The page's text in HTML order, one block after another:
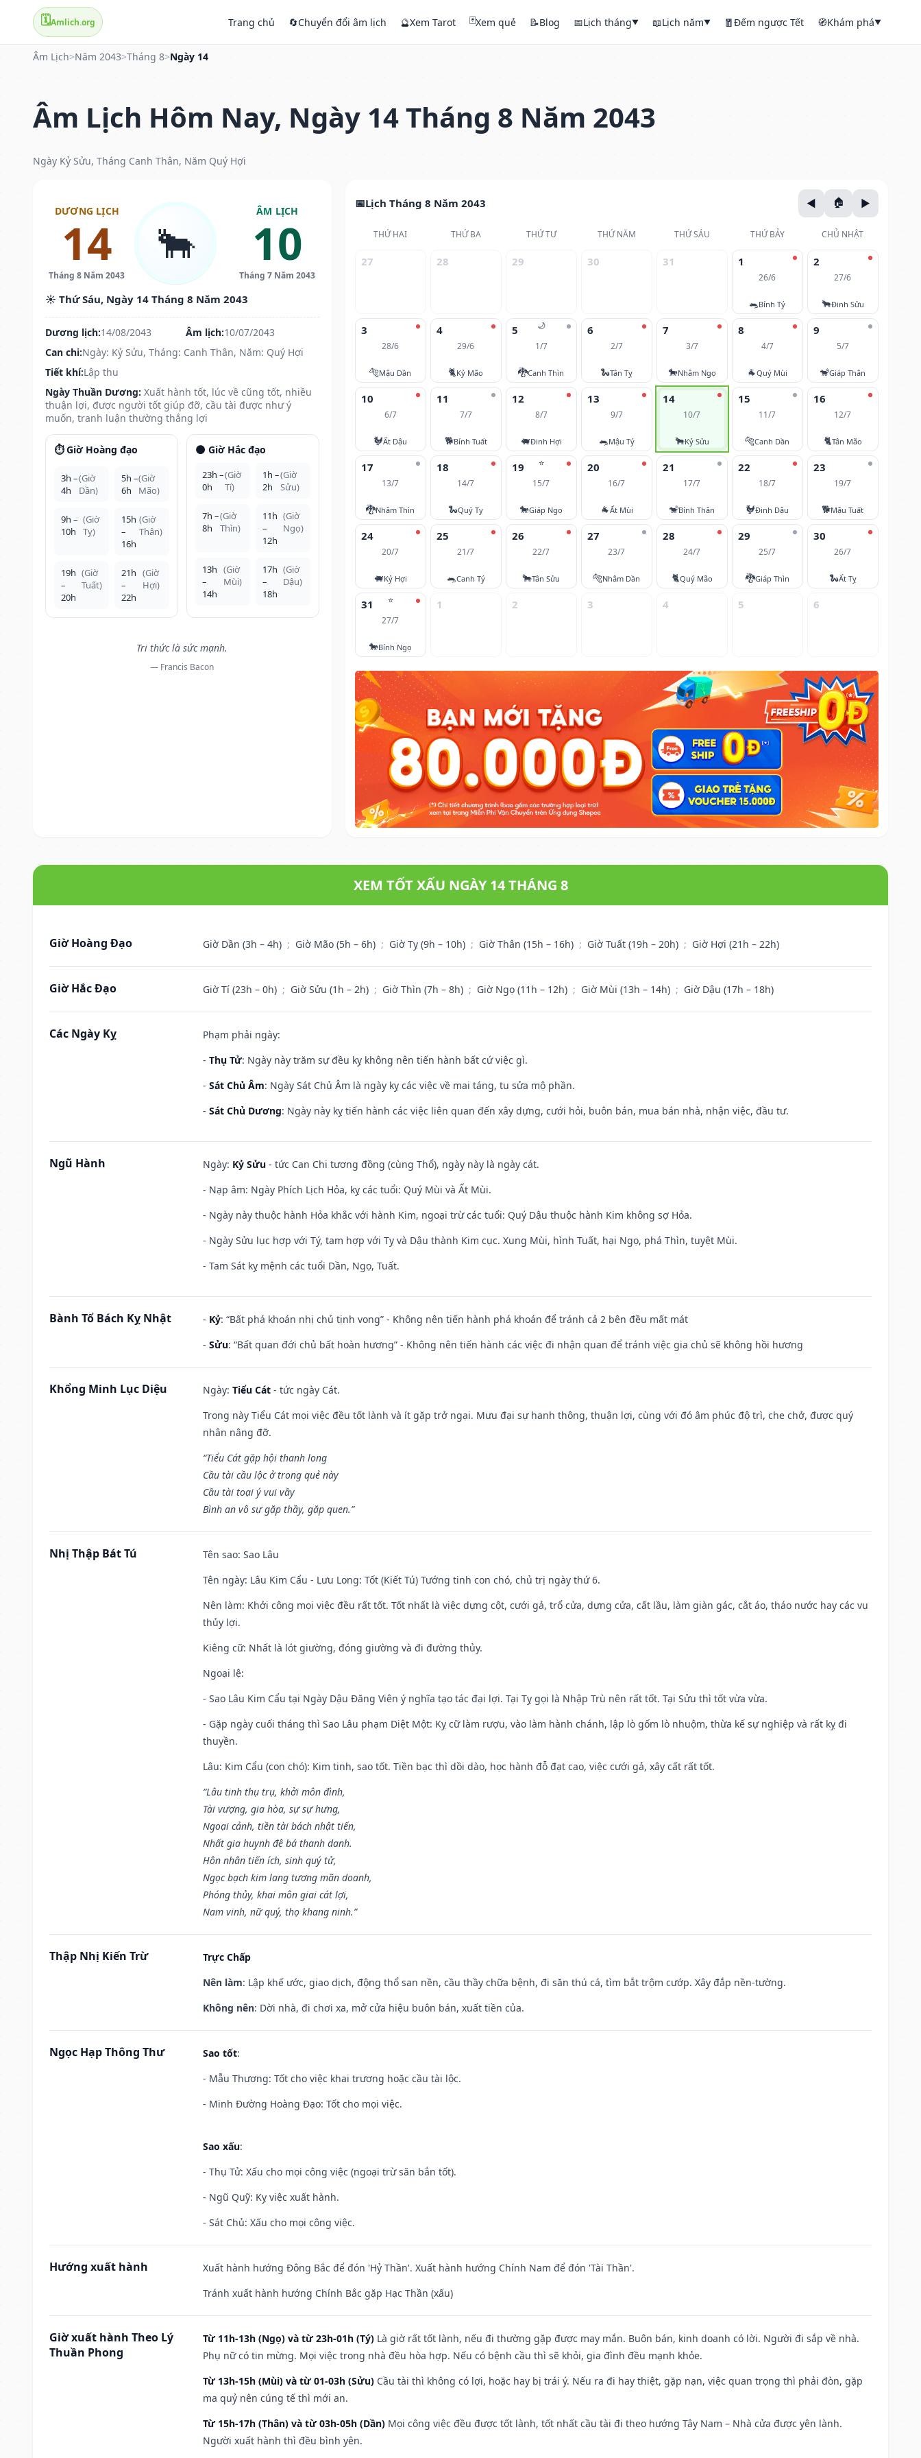
🗓️Amlich.org Trang chủ 🔄Chuyển đổi âm lịch 🔮Xem Tarot 🃏Xem quẻ 📝Blog 📅Lịch tháng▼ 📖Lịch năm▼ 🧧Đếm ngược Tết 🧭Khám phá▼
Âm Lịch>Năm 2043>Tháng 8>Ngày 14
Âm Lịch Hôm Nay, Ngày 14 Tháng 8 Năm 2043
Ngày Kỷ Sửu, Tháng Canh Thân, Năm Quý Hợi
DƯƠNG LỊCH
14
Tháng 8 Năm 2043
🐂
ÂM LỊCH
10
Tháng 7 Năm 2043
☀️ Thứ Sáu, Ngày 14 Tháng 8 Năm 2043
Dương lịch:14/08/2043 Âm lịch:10/07/2043
Can chi:Ngày: Kỷ Sửu, Tháng: Canh Thân, Năm: Quý Hợi
Tiết khí:Lập thu
Ngày Thuần Dương: Xuất hành tốt, lúc về cũng tốt, nhiều
thuận lợi, được người tốt giúp đỡ, cầu tài được như ý
muốn, tranh luận thường thắng lợi
⏱️ Giờ Hoàng đạo
3h –
4h
(Giờ
Dần)
5h –
6h
(Giờ
Mão)
9h –
10h
(Giờ
Tỵ)
15h
–
16h
(Giờ
Thân)
19h
–
20h
(Giờ
Tuất)
21h
–
22h
(Giờ
Hợi)
🌑 Giờ Hắc đạo
23h –
0h
(Giờ
Tí)
1h –
2h
(Giờ
Sửu)
7h –
8h
(Giờ
Thìn)
11h
–
12h
(Giờ
Ngọ)
13h
–
14h
(Giờ
Mùi)
17h
–
18h
(Giờ
Dậu)
Tri thức là sức mạnh.
— Francis Bacon
Lịch Tháng 8 Năm 2043
THỨ HAI THỨ BA THỨ TƯ THỨ NĂM THỨ SÁU THỨ BẢY CHỦ NHẬT
27 28 29 30 31 1
26/6
🐀Bính Tý
2
27/6
🐂Đinh Sửu
3
28/6
🐅Mậu Dần
4
29/6
🐈Kỷ Mão
🌙
5
1/7
🐉Canh Thìn
6
2/7
🐍Tân Tỵ
7
3/7
🐎Nhâm Ngọ
8
4/7
🐐Quý Mùi
9
5/7
🐒Giáp Thân
10
6/7
🐓Ất Dậu
11
7/7
🐕Bính Tuất
12
8/7
🐖Đinh Hợi
13
9/7
🐀Mậu Tý
14
10/7
🐂Kỷ Sửu
15
11/7
🐅Canh Dần
16
12/7
🐈Tân Mão
17
13/7
🐉Nhâm Thìn
18
14/7
🐍Quý Tỵ
⭐
19
15/7
🐎Giáp Ngọ
20
16/7
🐐Ất Mùi
21
17/7
🐒Bính Thân
22
18/7
🐓Đinh Dậu
23
19/7
🐕Mậu Tuất
24
20/7
🐖Kỷ Hợi
25
21/7
🐀Canh Tý
26
22/7
🐂Tân Sửu
27
23/7
🐅Nhâm Dần
28
24/7
🐈Quý Mão
29
25/7
🐉Giáp Thìn
30
26/7
🐍Ất Tỵ
⭐
31
27/7
🐎Bính Ngọ
1 2 3 4 5 6
XEM TỐT XẤU NGÀY 14 THÁNG 8
Giờ Hoàng Đạo Giờ Dần (3h – 4h) ; Giờ Mão (5h – 6h) ; Giờ Tỵ (9h – 10h) ; Giờ Thân (15h – 16h) ; Giờ Tuất (19h – 20h) ; Giờ Hợi (21h – 22h)
Giờ Hắc Đạo Giờ Tí (23h – 0h) ; Giờ Sửu (1h – 2h) ; Giờ Thìn (7h – 8h) ; Giờ Ngọ (11h – 12h) ; Giờ Mùi (13h – 14h) ; Giờ Dậu (17h – 18h)
Các Ngày Kỵ
Phạm phải ngày:
- Thụ Tử: Ngày này trăm sự đều kỵ không nên tiến hành bất cứ việc gì.
- Sát Chủ Âm: Ngày Sát Chủ Âm là ngày kỵ các việc về mai táng, tu sửa mộ phần.
- Sát Chủ Dương: Ngày này kỵ tiến hành các việc liên quan đến xây dựng, cưới hỏi, buôn bán, mua bán nhà, nhận việc, đầu tư.
Ngũ Hành Ngày: Kỷ Sửu - tức Can Chi tương đồng (cùng Thổ), ngày này là ngày cát.
- Nạp âm: Ngày Phích Lịch Hỏa, kỵ các tuổi: Quý Mùi và Ất Mùi.
- Ngày này thuộc hành Hỏa khắc với hành Kim, ngoại trừ các tuổi: Quý Dậu thuộc hành Kim không sợ Hỏa.
- Ngày Sửu lục hợp với Tý, tam hợp với Tỵ và Dậu thành Kim cục. Xung Mùi, hình Tuất, hại Ngọ, phá Thìn, tuyệt Mùi.
- Tam Sát kỵ mệnh các tuổi Dần, Ngọ, Tuất.
Bành Tổ Bách Kỵ Nhật - Kỷ: “Bất phá khoán nhị chủ tịnh vong” - Không nên tiến hành phá khoán để tránh cả 2 bên đều mất mát
- Sửu: “Bất quan đới chủ bất hoàn hương” - Không nên tiến hành các việc đi nhận quan để tránh việc gia chủ sẽ không hồi hương
Khổng Minh Lục Diệu Ngày: Tiểu Cát - tức ngày Cát.
Trong này Tiểu Cát mọi việc đều tốt lành và ít gặp trở ngại. Mưu đại sự hanh thông, thuận lợi, cùng với đó âm phúc độ trì, che chở, được quý
nhân nâng đỡ.
“Tiểu Cát gặp hội thanh long
Cầu tài cầu lộc ở trong quẻ này
Cầu tài toại ý vui vầy
Bình an vô sự gặp thầy, gặp quen.”
Nhị Thập Bát Tú Tên sao: Sao Lâu
Tên ngày: Lâu Kim Cẩu - Lưu Long: Tốt (Kiết Tú) Tướng tinh con chó, chủ trị ngày thứ 6.
Nên làm: Khởi công mọi việc đều rất tốt. Tốt nhất là việc dựng cột, cưới gả, trổ cửa, dựng cửa, cất lầu, làm giàn gác, cắt áo, tháo nước hay các vụ
thủy lợi.
Kiêng cữ: Nhất là lót giường, đóng giường và đi đường thủy.
Ngoại lệ:
- Sao Lâu Kim Cẩu tại Ngày Dậu Đăng Viên ý nghĩa tạo tác đại lợi. Tại Tỵ gọi là Nhập Trù nên rất tốt. Tại Sửu thì tốt vừa vừa.
- Gặp ngày cuối tháng thì Sao Lâu phạm Diệt Một: Kỵ cữ làm rượu, vào làm hành chánh, lập lò gốm lò nhuộm, thừa kế sự nghiệp và rất kỵ đi
thuyền.
Lâu: Kim Cẩu (con chó): Kim tinh, sao tốt. Tiền bạc thì dồi dào, học hành đỗ đạt cao, việc cưới gả, xây cất rất tốt.
“Lâu tinh thụ trụ, khởi môn đình,
Tài vượng, gia hòa, sự sự hưng,
Ngoại cảnh, tiền tài bách nhật tiến,
Nhất gia huynh đệ bá thanh danh.
Hôn nhân tiến ích, sinh quý tử,
Ngọc bạch kim lang tương mãn doanh,
Phóng thủy, khai môn giai cát lợi,
Nam vinh, nữ quý, thọ khang ninh.”
Thập Nhị Kiến Trừ
Trực Chấp
Nên làm: Lập khế ước, giao dịch, động thổ san nền, cầu thầy chữa bệnh, đi săn thú cá, tìm bắt trộm cướp. Xây đắp nền-tường.
Không nên: Dời nhà, đi chơi xa, mở cửa hiệu buôn bán, xuất tiền của.
Ngọc Hạp Thông Thư Sao tốt:
- Mẫu Thương: Tốt cho việc khai trương hoặc cầu tài lộc.
- Minh Đường Hoàng Đạo: Tốt cho mọi việc.
Sao xấu:
- Thụ Tử: Xấu cho mọi công việc (ngoại trừ săn bắn tốt).
- Ngũ Quỹ: Kỵ việc xuất hành.
- Sát Chủ: Xấu cho mọi công việc.
Hướng xuất hành
Xuất hành hướng Đông Bắc để đón 'Hỷ Thần'. Xuất hành hướng Chính Nam để đón 'Tài Thần'.
Tránh xuất hành hướng Chính Bắc gặp Hạc Thần (xấu)
Giờ xuất hành Theo Lý
Thuần Phong
Từ 11h-13h (Ngọ) và từ 23h-01h (Tý) Là giờ rất tốt lành, nếu đi thường gặp được may mắn. Buôn bán, kinh doanh có lời. Người đi sắp về nhà.
Phụ nữ có tin mừng. Mọi việc trong nhà đều hòa hợp. Nếu có bệnh cầu thì sẽ khỏi, gia đình đều mạnh khỏe.
Từ 13h-15h (Mùi) và từ 01-03h (Sửu) Cầu tài thì không có lợi, hoặc hay bị trái ý. Nếu ra đi hay thiệt, gặp nạn, việc quan trọng thì phải đòn, gặp
ma quỷ nên cúng tế thì mới an.
Từ 15h-17h (Thân) và từ 03h-05h (Dần) Mọi công việc đều được tốt lành, tốt nhất cầu tài đi theo hướng Tây Nam – Nhà cửa được yên lành.
Người xuất hành thì đều bình yên.